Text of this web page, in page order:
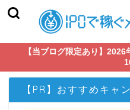
【当ブログ限定あり】
【PR】おすすめキャ